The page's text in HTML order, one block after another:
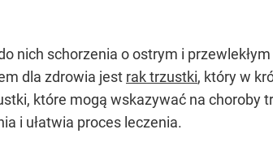
nich schorzenia o ostrym i
dla zdrowia jest rak trzustki, który w
które mogą wskazywać na choroby
i ułatwia proces leczenia.